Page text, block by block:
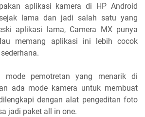
aplikasi kamera di HP Android
lama dan jadi salah satu yang
aplikasi lama, Camera MX punya
memang aplikasi ini lebih cocok
mode pemotretan yang menarik di
ada mode kamera untuk membuat
dengan alat pengeditan foto
jadi paket all in one.